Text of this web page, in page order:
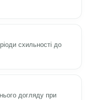
схильності до
догляду при